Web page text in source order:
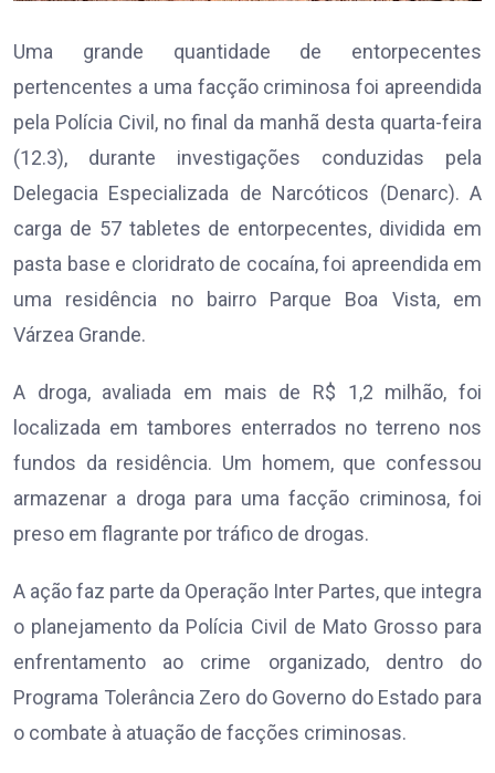
Uma grande quantidade de entorpecentes
pertencentes a uma facção criminosa foi apreendida
pela Polícia Civil, no final da manhã desta quarta-feira
(12.3), durante investigações conduzidas pela
Delegacia Especializada de Narcóticos (Denarc). A
carga de 57 tabletes de entorpecentes, dividida em
pasta base e cloridrato de cocaína, foi apreendida em
uma residência no bairro Parque Boa Vista, em
Várzea Grande.
A droga, avaliada em mais de R$ 1,2 milhão, foi
localizada em tambores enterrados no terreno nos
fundos da residência. Um homem, que confessou
armazenar a droga para uma facção criminosa, foi
preso em flagrante por tráfico de drogas.
A ação faz parte da Operação Inter Partes, que integra
o planejamento da Polícia Civil de Mato Grosso para
enfrentamento ao crime organizado, dentro do
Programa Tolerância Zero do Governo do Estado para
o combate à atuação de facções criminosas.